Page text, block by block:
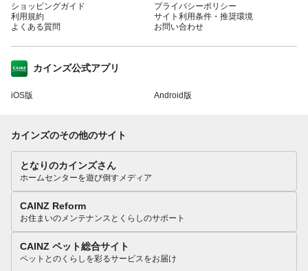
ショッピングガイド
利用規約
よくある質問
プライバシーポリシー
サイト利用条件・推奨環境
お問い合わせ
カインズ公式アプリ
iOS版 Android版
カインズのその他のサイト
となりのカインズさん
ホームセンターを遊び倒すメディア
CAINZ Reform
お住まいのメンテナンスとくらしのサポート
CAINZ ペット総合サイト
ペットとのくらしを彩るサービスをお届け